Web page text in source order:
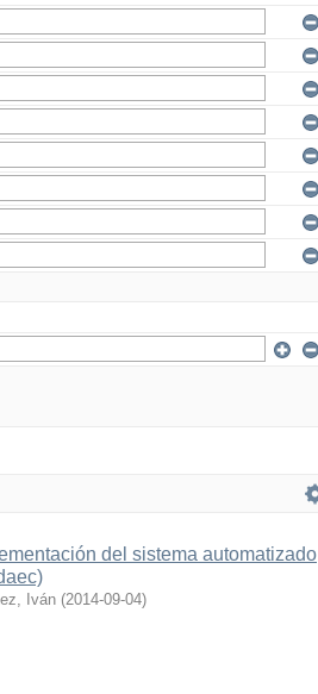
del sistema automatizado
Iván (2014-09-04)